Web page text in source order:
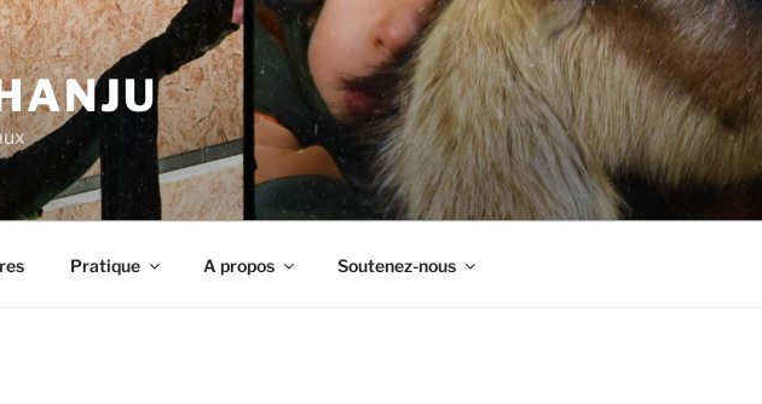
Pratique A propos Soutenez-nous